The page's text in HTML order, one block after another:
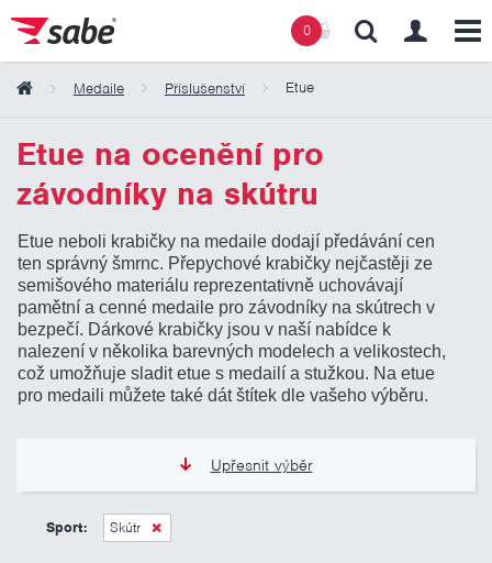
0
Medaile Příslušenství Etue
Etue na ocenění pro
závodníky na skútru
Etue neboli krabičky na medaile dodají předávání cen
ten správný šmrnc. Přepychové krabičky nejčastěji ze
semišového materiálu reprezentativně uchovávají
pamětní a cenné medaile pro závodníky na skútrech v
bezpečí. Dárkové krabičky jsou v naší nabídce k
nalezení v několika barevných modelech a velikostech,
což umožňuje sladit etue s medailí a stužkou. Na etue
pro medaili můžete také dát štítek dle vašeho výběru.
Upřesnit výběr
39 Kč
Sport: Skútr
Obsah košíku
Košík zeje prázdnotou